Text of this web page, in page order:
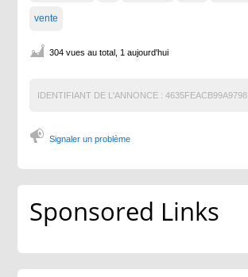
vente
304 vues au total, 1 aujourd'hui
IDENTIFIANT DE L'ANNONCE : 4635FEACB99A9798
Signaler un problème
Sponsored Links